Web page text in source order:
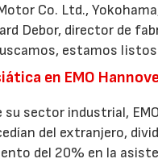
Co. Ltd.,
Debor, director de
estamos
en EMO
su sector industrial,
del extranjero,
del 20% en la